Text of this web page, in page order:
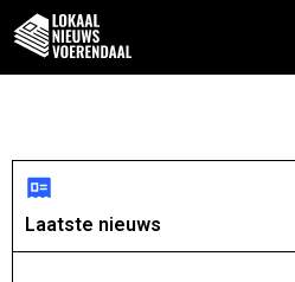
Laatste nieuws